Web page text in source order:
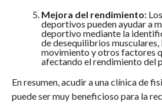
Mejora del rendimiento:
deportivos pueden ayudar a
deportivo mediante la
de desequilibrios
movimiento y otros factores
afectando el rendimiento del
En resumen, acudir a una clínica de
puede ser muy beneficioso para la